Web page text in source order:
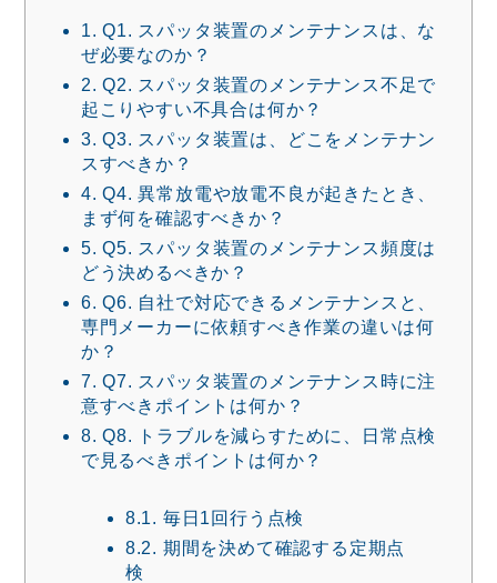
1. Q1. スパッタ装置のメンテナンスは、な
ぜ必要なのか？
2. Q2. スパッタ装置のメンテナンス不足で
起こりやすい不具合は何か？
3. Q3. スパッタ装置は、どこをメンテナン
スすべきか？
4. Q4. 異常放電や放電不良が起きたとき、
まず何を確認すべきか？
5. Q5. スパッタ装置のメンテナンス頻度は
どう決めるべきか？
6. Q6. 自社で対応できるメンテナンスと、
専門メーカーに依頼すべき作業の違いは何
か？
7. Q7. スパッタ装置のメンテナンス時に注
意すべきポイントは何か？
8. Q8. トラブルを減らすために、日常点検
で見るべきポイントは何か？
8.1. 毎日1回行う点検
8.2. 期間を決めて確認する定期点
検